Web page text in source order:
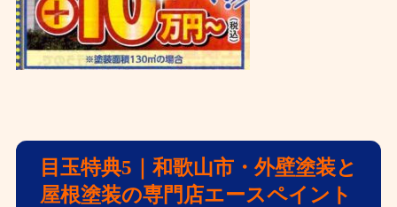
目玉特典5 ｜和歌山市・外壁塗装と
屋根塗装の専門店エースペイント